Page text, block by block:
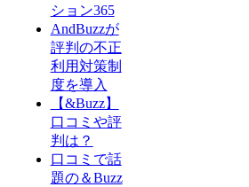
ション365
AndBuzzが
評判の不正
利用対策制
度を導入
【&Buzz】
口コミや評
判は？
口コミで話
題の＆Buzz